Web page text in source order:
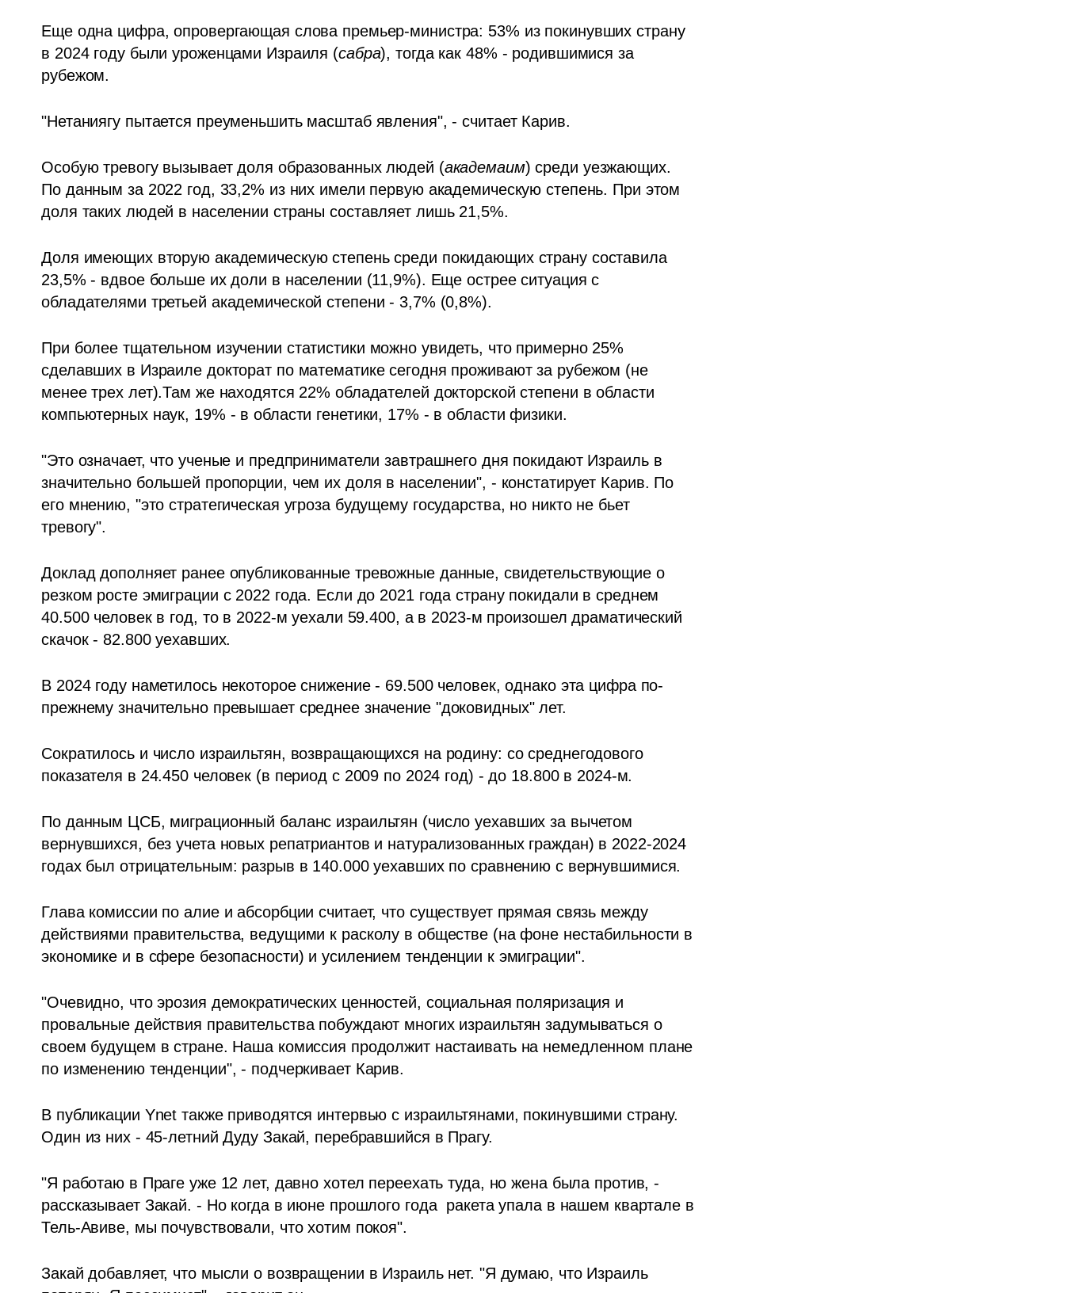
Еще одна цифра, опровергающая слова премьер-министра: 53% из покинувших страну
в 2024 году были уроженцами Израиля (сабра), тогда как 48% - родившимися за
рубежом.
"Нетаниягу пытается преуменьшить масштаб явления", - считает Карив.
Особую тревогу вызывает доля образованных людей (академаим) среди уезжающих.
По данным за 2022 год, 33,2% из них имели первую академическую степень. При этом
доля таких людей в населении страны составляет лишь 21,5%.
Доля имеющих вторую академическую степень среди покидающих страну составила
23,5% - вдвое больше их доли в населении (11,9%). Еще острее ситуация с
обладателями третьей академической степени - 3,7% (0,8%).
При более тщательном изучении статистики можно увидеть, что примерно 25%
сделавших в Израиле докторат по математике сегодня проживают за рубежом (не
менее трех лет).Там же находятся 22% обладателей докторской степени в области
компьютерных наук, 19% - в области генетики, 17% - в области физики.
"Это означает, что ученые и предприниматели завтрашнего дня покидают Израиль в
значительно большей пропорции, чем их доля в населении", - констатирует Карив. По
его мнению, "это стратегическая угроза будущему государства, но никто не бьет
тревогу".
Доклад дополняет ранее опубликованные тревожные данные, свидетельствующие о
резком росте эмиграции с 2022 года. Если до 2021 года страну покидали в среднем
40.500 человек в год, то в 2022-м уехали 59.400, а в 2023-м произошел драматический
скачок - 82.800 уехавших.
В 2024 году наметилось некоторое снижение - 69.500 человек, однако эта цифра по-
прежнему значительно превышает среднее значение "доковидных" лет.
Сократилось и число израильтян, возвращающихся на родину: со среднегодового
показателя в 24.450 человек (в период с 2009 по 2024 год) - до 18.800 в 2024-м.
По данным ЦСБ, миграционный баланс израильтян (число уехавших за вычетом
вернувшихся, без учета новых репатриантов и натурализованных граждан) в 2022-2024
годах был отрицательным: разрыв в 140.000 уехавших по сравнению с вернувшимися.
Глава комиссии по алие и абсорбции считает, что существует прямая связь между
действиями правительства, ведущими к расколу в обществе (на фоне нестабильности в
экономике и в сфере безопасности) и усилением тенденции к эмиграции".
"Очевидно, что эрозия демократических ценностей, социальная поляризация и
провальные действия правительства побуждают многих израильтян задумываться о
своем будущем в стране. Наша комиссия продолжит настаивать на немедленном плане
по изменению тенденции", - подчеркивает Карив.
В публикации Ynet также приводятся интервью с израильтянами, покинувшими страну.
Один из них - 45-летний Дуду Закай, перебравшийся в Прагу.
"Я работаю в Праге уже 12 лет, давно хотел переехать туда, но жена была против, -
рассказывает Закай. - Но когда в июне прошлого года  ракета упала в нашем квартале в
Тель-Авиве, мы почувствовали, что хотим покоя".
Закай добавляет, что мысли о возвращении в Израиль нет. "Я думаю, что Израиль